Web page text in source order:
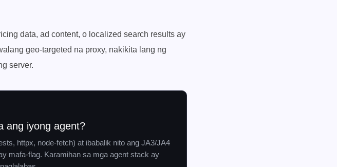
data, ad content, o localized search results ay
geo-targeted na proxy, nakikita lang ng
server.
ang iyong agent?
httpx, node-fetch) at ibabalik nito ang JA3/JA4
mafa-flag. Karamihan sa mga agent stack ay